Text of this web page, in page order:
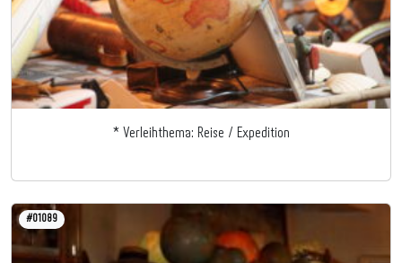
* Verleihthema: Reise / Expedition
#01089